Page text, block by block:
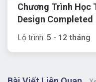
Chương Trình Học
Design Completed
Lộ trình: 5 - 12 tháng